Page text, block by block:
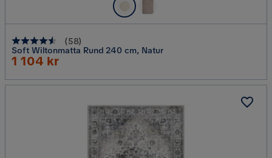
(58)
Soft Wiltonmatta Rund 240 cm, Natur
Rabatterat
1 104 kr